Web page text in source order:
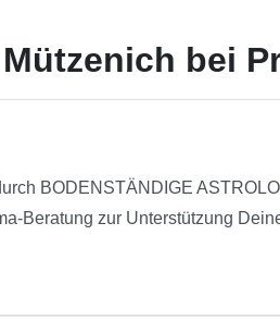
bei
BODENSTÄNDIGE
Beratung zur Unterstützung